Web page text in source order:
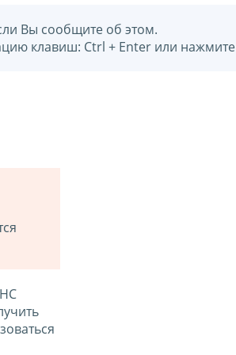
Вы сообщите об этом.
клавиш: Ctrl + Enter или нажмите